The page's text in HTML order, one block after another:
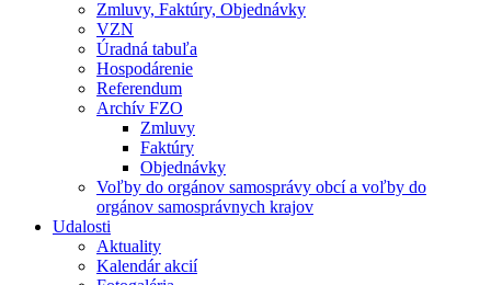
Zmluvy, Faktúry, Objednávky
VZN
Úradná tabuľa
Hospodárenie
Referendum
Archív FZO
Zmluvy
Faktúry
Objednávky
Voľby do orgánov samosprávy obcí a voľby do
orgánov samosprávnych krajov
Udalosti
Aktuality
Kalendár akcií